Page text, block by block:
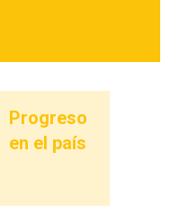
Progreso
en el país